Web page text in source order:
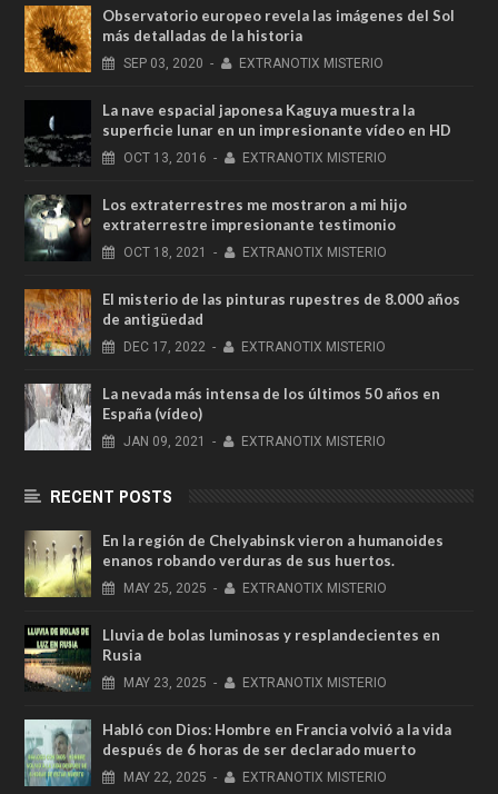
Observatorio europeo revela las imágenes del Sol
más detalladas de la historia
SEP 03, 2020 - EXTRANOTIX MISTERIO
La nave espacial japonesa Kaguya muestra la
superficie lunar en un impresionante vídeo en HD
OCT 13, 2016 - EXTRANOTIX MISTERIO
Los extraterrestres me mostraron a mi hijo
extraterrestre impresionante testimonio
OCT 18, 2021 - EXTRANOTIX MISTERIO
El misterio de las pinturas rupestres de 8.000 años
de antigüedad
DEC 17, 2022 - EXTRANOTIX MISTERIO
La nevada más intensa de los últimos 50 años en
España (vídeo)
JAN 09, 2021 - EXTRANOTIX MISTERIO
RECENT POSTS
En la región de Chelyabinsk vieron a humanoides
enanos robando verduras de sus huertos.
MAY 25, 2025 - EXTRANOTIX MISTERIO
Lluvia de bolas luminosas y resplandecientes en
Rusia
MAY 23, 2025 - EXTRANOTIX MISTERIO
Habló con Dios: Hombre en Francia volvió a la vida
después de 6 horas de ser declarado muerto
MAY 22, 2025 - EXTRANOTIX MISTERIO